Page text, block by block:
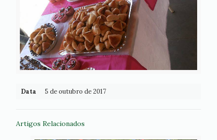
Data 5 de outubro de 2017
Artigos Relacionados